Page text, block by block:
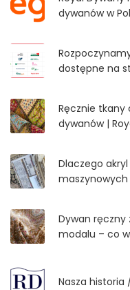
dywanów w
dostępne na
Ręcznie tkany
dywanów |
Dlaczego
maszynowych
Dywan ręczny
modalu – co
Nasza historia